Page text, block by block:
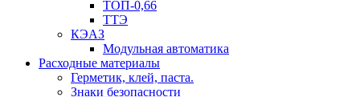
ТОП-0,66
ТТЭ
КЭАЗ
Модульная автоматика
Расходные материалы
Герметик, клей, паста.
Знаки безопасности